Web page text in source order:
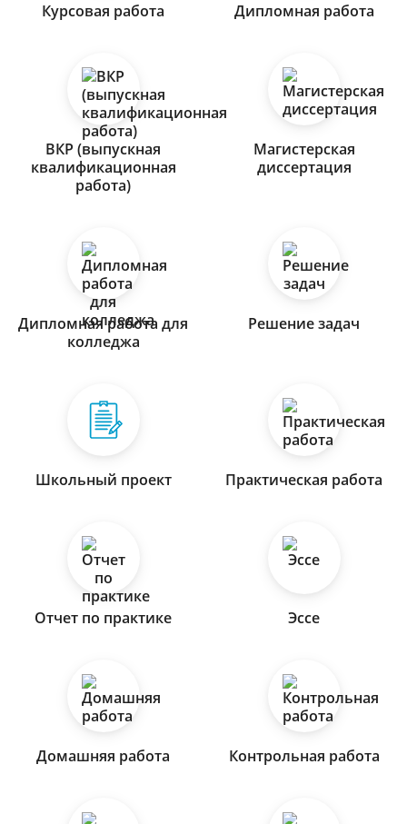
Курсовая работа Дипломная работа
ВКР (выпускная
квалификационная
работа)
Магистерская
диссертация
Дипломная работа для
колледжа
Решение задач
Школьный проект Практическая работа
Отчет по практике Эссе
Домашняя работа Контрольная работа